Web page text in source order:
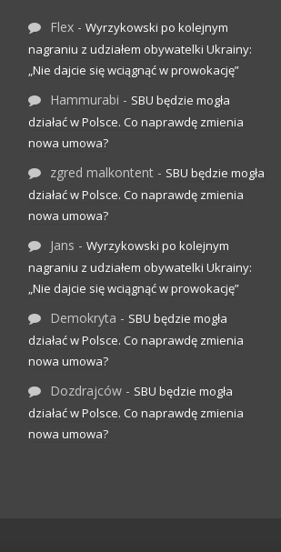
Flex - Wyrzykowski po kolejnym
nagraniu z udziałem obywatelki Ukrainy:
„Nie dajcie się wciągnąć w prowokację”
Hammurabi - SBU będzie mogła
działać w Polsce. Co naprawdę zmienia
nowa umowa?
zgred malkontent - SBU będzie mogła
działać w Polsce. Co naprawdę zmienia
nowa umowa?
Jans - Wyrzykowski po kolejnym
nagraniu z udziałem obywatelki Ukrainy:
„Nie dajcie się wciągnąć w prowokację”
Demokryta - SBU będzie mogła
działać w Polsce. Co naprawdę zmienia
nowa umowa?
Dozdrajców - SBU będzie mogła
działać w Polsce. Co naprawdę zmienia
nowa umowa?